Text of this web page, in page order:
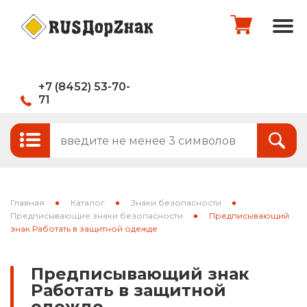
+7 (8452) 53-70-
71
Оформить заказ
Итого:Стандартные и временные дорожные
Знаки на щитах
Каркасные знаки
Паспорта объектов (щиты для
национальных проектов)
Главная Каталог
Знаки безопасности
Предписывающие знаки безопасности
Предписывающий
знак Работать в защитной одежде
Предписывающий знак
Работать в защитной